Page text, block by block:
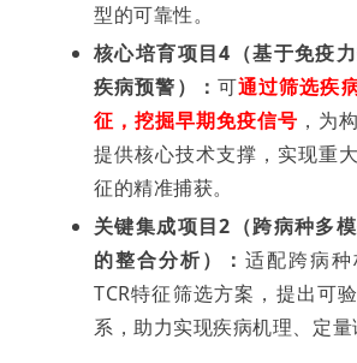
型的可靠性。
核心培育项目4（基于免疫
疾病预警）： 可通过筛选疾
征，挖掘早期免疫信号 ，为
提供核心技术支撑，实现重
征的精准捕获。
关键集成项目2（跨病种多
的整合分析）： 适配跨病
TCR特征筛选方案，提出可
系，助力实现疾病机理、定量